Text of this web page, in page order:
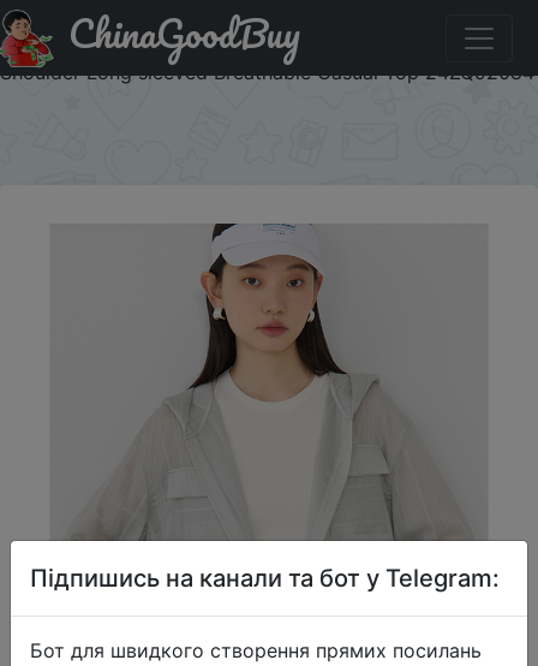
Паридбати з промокодом ZQCODEJANU1 ZIQIAO Petite
Hooded Sunscreen Shirt Women's 2024 Summer New Off
Shoulder Long sleeved Breathable Casual Top 24ZQ92084
ChinaGoodBuy
Підпишись на канали та бот у Telegram:
Бот для швидкого створення прямих посилань